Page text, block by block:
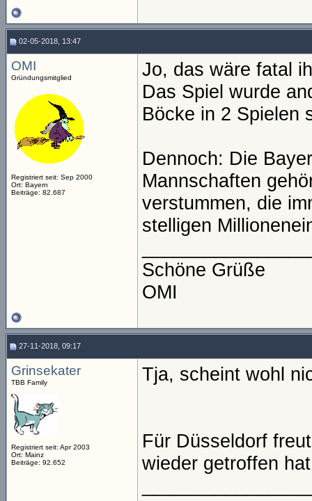
02-05-2018, 13:47
OMI
Gründungsmitglied
Registriert seit: Sep 2000
Ort: Bayern
Beiträge: 82.687
Jo, das wäre fatal
Das Spiel wurde
Böcke in 2 Spielen
Dennoch: Die
Mannschaften
verstummen, die
stelligen
Schöne Grüße
OMI
27-11-2018, 09:17
Grinsekater
TBB Family
Registriert seit: Apr 2003
Ort: Mainz
Beiträge: 92.652
Tja, scheint wohl
Für Düsseldorf
wieder getroffen